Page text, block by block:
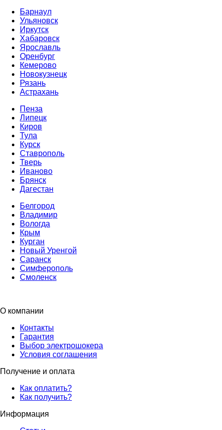
Барнаул
Ульяновск
Иркутск
Хабаровск
Ярославль
Оренбург
Кемерово
Новокузнецк
Рязань
Астрахань
Пенза
Липецк
Киров
Тула
Курск
Ставрополь
Тверь
Иваново
Брянск
Дагестан
Белгород
Владимир
Вологда
Крым
Курган
Новый Уренгой
Саранск
Симферополь
Смоленск
О компании
Контакты
Гарантия
Выбор электрошокера
Условия соглашения
Получение и оплата
Как оплатить?
Как получить?
Информация